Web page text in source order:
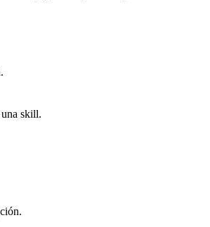
skill.